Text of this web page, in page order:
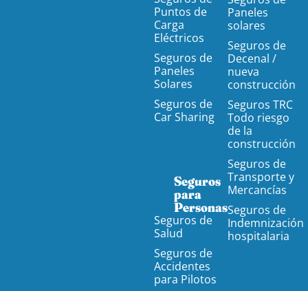
Puntos de
Carga
Eléctricos
Seguros de
Paneles
Solares
Seguros de
Car Sharing
Seguros
para
Personas
Seguros de
Salud
Seguros de
Accidentes
para Pilotos
Paneles
solares
Seguros de
Decenal /
nueva
construcción
Seguros TRC
Todo riesgo
de la
construcción
Seguros de
Transporte y
Mercancías
Seguros de
Indemnización
hospitalaria